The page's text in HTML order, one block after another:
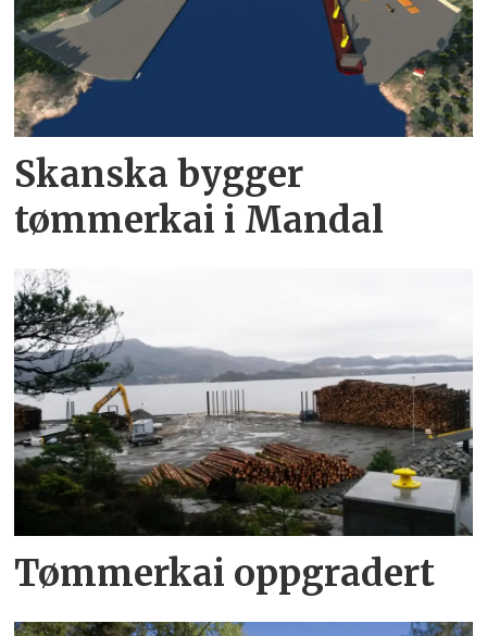
Skanska bygger
tømmerkai i Mandal
Tømmerkai oppgradert